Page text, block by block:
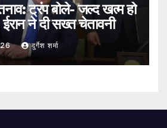
ट्रंप बोले- जल्द खत्म हो
ने दी सख्त चेतावनी
दुर्गेश शर्मा